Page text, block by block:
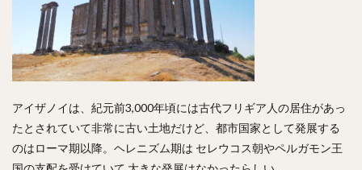
アイザノイは、紀元前3,000年頃には古代フリギア人の居住があっ
たとされていて非常に古い土地だけど、都市国家として発展する
のはローマ期以降。ヘレニズム期は セレウコス朝やペルガモン王